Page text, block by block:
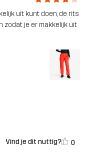
uit kunt doen, de rits
zodat je er makkelijk uit
Vind je dit nuttig? 0